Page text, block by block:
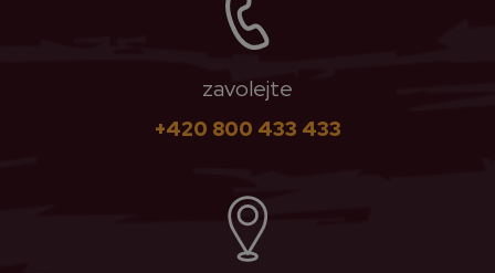
zavolejte
+420 800 433 433